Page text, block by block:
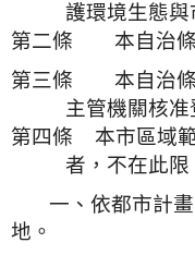
護環境生態與
第二條　　本自治
第三條　　本自治
主管機關核准
第四條
本市區域
者，不在此限
一、依都市計
地。